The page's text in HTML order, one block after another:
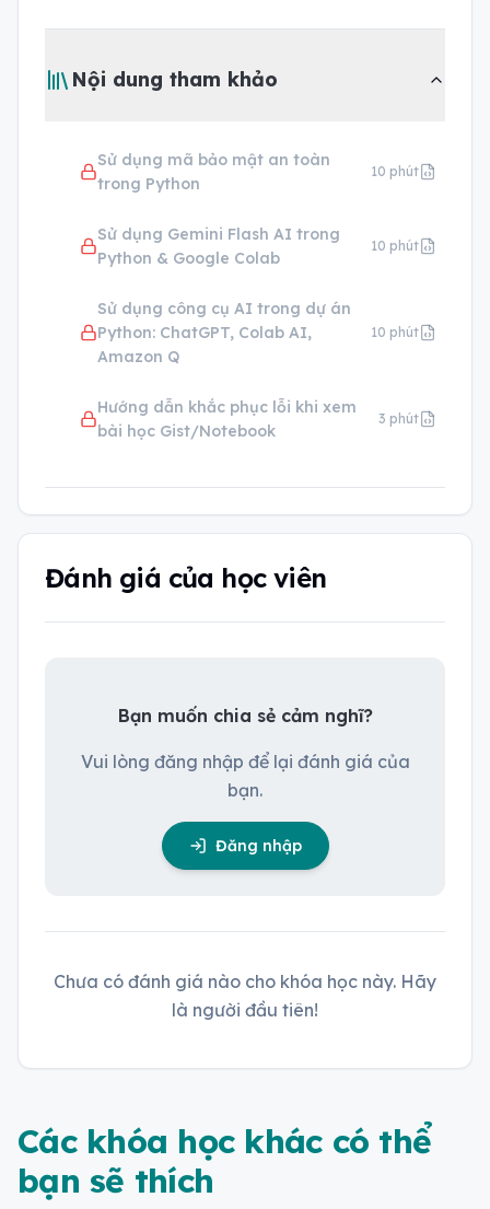
Nội dung tham khảo
Sử dụng mã bảo mật an toàn
trong Python
10 phút
Sử dụng Gemini Flash AI trong
Python & Google Colab
10 phút
Sử dụng công cụ AI trong dự án
Python: ChatGPT, Colab AI,
Amazon Q
10 phút
Hướng dẫn khắc phục lỗi khi xem
bài học Gist/Notebook
3 phút
Đánh giá của học viên
Bạn muốn chia sẻ cảm nghĩ?
Vui lòng đăng nhập để lại đánh giá của
bạn.
Đăng nhập
Chưa có đánh giá nào cho khóa học này. Hãy
là người đầu tiên!
Các khóa học khác có thể
bạn sẽ thích